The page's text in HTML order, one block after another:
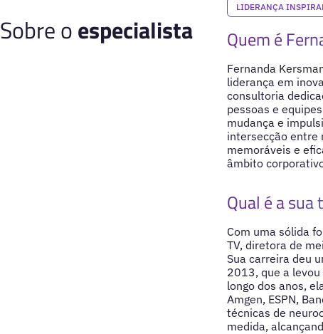
LIDERANÇA
Sobre oespecialista Quem é
Fernanda
liderança em
consultoria
pessoas e
mudança e
intersecção entre
memoráveis e
âmbito
Qual é a sua
Com uma sólida
TV, diretora de
Sua carreira deu
2013, que a
longo dos anos,
Amgen, ESPN,
técnicas de
medida,